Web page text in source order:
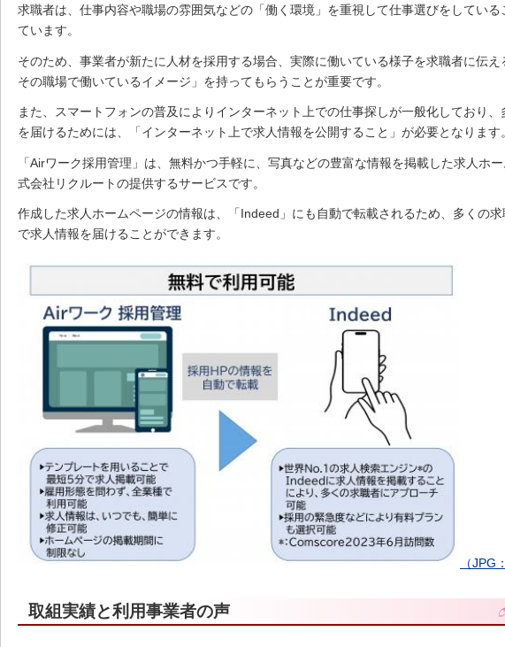
求職者は、仕事内容や職場の雰囲気などの「働く環境」を重視して仕事選びをしている
ています。
そのため、事業者が新たに人材を採用する場合、実際に働いている様子を求職者に伝
その職場で働いているイメージ」を持ってもらうことが重要です。
また、スマートフォンの普及によりインターネット上での仕事探しが一般化しており
を届けるためには、「インターネット上で求人情報を公開すること」が必要となります。
「Airワーク採用管理」は、無料かつ手軽に、写真などの豊富な情報を掲載した求人ホ
式会社リクルートの提供するサービスです。
作成した求人ホームページの情報は、「Indeed」にも自動で転載されるため、多くの
で求人情報を届けることができます。
（JPG
取組実績と利用事業者の声